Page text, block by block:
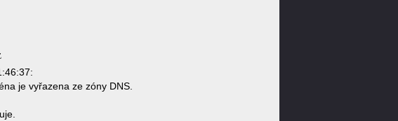
je vyřazena ze zóny DNS.